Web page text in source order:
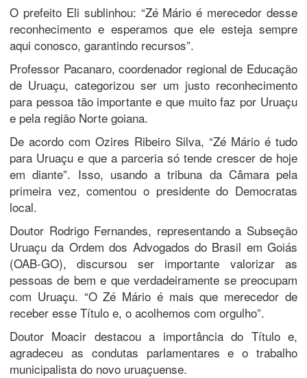
O prefeito Eli sublinhou: “Zé Mário é merecedor desse
reconhecimento e esperamos que ele esteja sempre
aqui conosco, garantindo recursos”.
Professor Pacanaro, coordenador regional de Educação
de Uruaçu, categorizou ser um justo reconhecimento
para pessoa tão importante e que muito faz por Uruaçu
e pela região Norte goiana.
De acordo com Ozires Ribeiro Silva, “Zé Mário é tudo
para Uruaçu e que a parceria só tende crescer de hoje
em diante”. Isso, usando a tribuna da Câmara pela
primeira vez, comentou o presidente do Democratas
local.
Doutor Rodrigo Fernandes, representando a Subseção
Uruaçu da Ordem dos Advogados do Brasil em Goiás
(OAB-GO), discursou ser importante valorizar as
pessoas de bem e que verdadeiramente se preocupam
com Uruaçu. “O Zé Mário é mais que merecedor de
receber esse Título e, o acolhemos com orgulho”.
Doutor Moacir destacou a importância do Título e,
agradeceu as condutas parlamentares e o trabalho
municipalista do novo uruaçuense.